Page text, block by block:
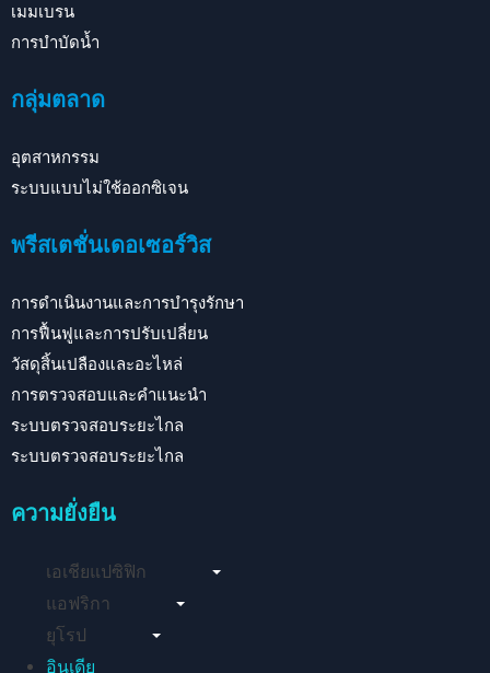
เมมเบรน
การบำบัดน้ำ
กลุ่มตลาด
อุตสาหกรรม
ระบบแบบไม่ใช้ออกซิเจน
พรีสเตชั่นเดอเซอร์วิส
การดำเนินงานและการบำรุงรักษา
การฟื้นฟูและการปรับเปลี่ยน
วัสดุสิ้นเปลืองและอะไหล่
การตรวจสอบและคำแนะนำ
ระบบตรวจสอบระยะไกล
ระบบตรวจสอบระยะไกล
ความยั่งยืน
เอเชียแปซิฟิก
แอฟริกา
ยุโรป
อินเดีย